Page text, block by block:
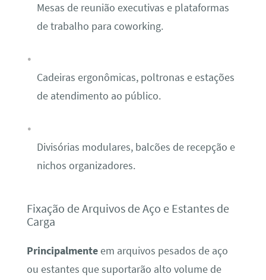
Mesas de reunião executivas e plataformas
de trabalho para coworking.
Cadeiras ergonômicas, poltronas e estações
de atendimento ao público.
Divisórias modulares, balcões de recepção e
nichos organizadores.
Fixação de Arquivos de Aço e Estantes de
Carga
Principalmenteem arquivos pesados de aço
ou estantes que suportarão alto volume de